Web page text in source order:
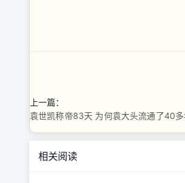
上一篇：
袁世凯称帝83天 为何袁大头流通了40多
相关阅读